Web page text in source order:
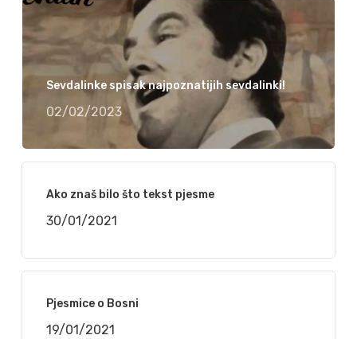
Sevdalinke spisak najpoznatijih sevdalinki!
02/02/2023
Ako znaš bilo što tekst pjesme
30/01/2021
Pjesmice o Bosni
19/01/2021